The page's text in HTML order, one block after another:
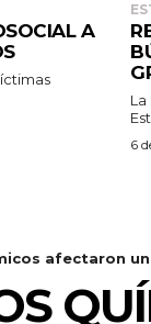
A
La
6